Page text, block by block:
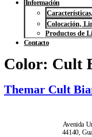
Información
Colocación,
Productos de
Contacto
Color: Cult
Themar Cult
Avenida
44140,